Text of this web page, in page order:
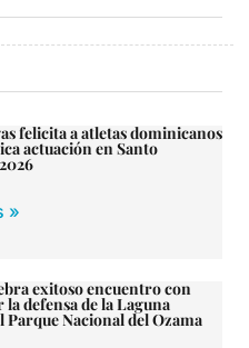
felicita a atletas dominicanos
actuación en Santo
»
exitoso encuentro con
defensa de la Laguna
Parque Nacional del Ozama